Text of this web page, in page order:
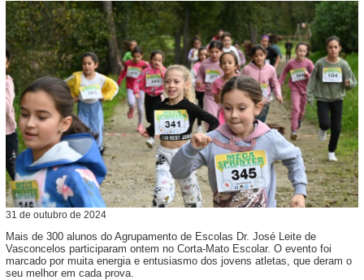
31 de outubro de 2024
Mais de 300 alunos do Agrupamento de Escolas Dr. José Leite de
Vasconcelos participaram ontem no Corta-Mato Escolar. O evento foi
marcado por muita energia e entusiasmo dos jovens atletas, que deram o
seu melhor em cada prova.